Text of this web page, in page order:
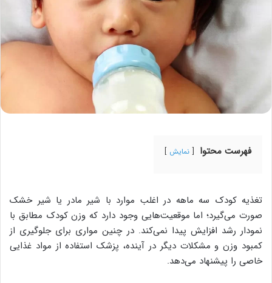
فهرست محتوا نمایش
تغذیه کودک سه ماهه در اغلب موارد با شیر مادر یا شیر خشک
صورت می‌گیرد؛ اما موقعیت‌هایی وجود دارد که وزن کودک مطابق با
نمودار رشد افزایش پیدا نمی‌کند. در چنین مواری برای جلوگیری از
کمبود وزن و مشکلات دیگر در آینده، پزشک استفاده از مواد غذایی
خاصی را پیشنهاد می‌دهد.